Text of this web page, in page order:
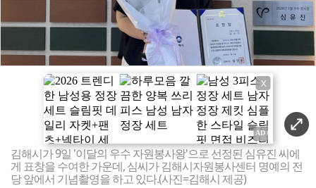
X
김해시가 9일 '이달의 우수 자원봉사왕'으로 선정된 심유진 씨에
게 표창을 수여한 가운데, 심씨가 김해시자원봉사센터 명예의 전
당 앞에서 기념촬영을 하고 있다.(사진=김해시 제공)